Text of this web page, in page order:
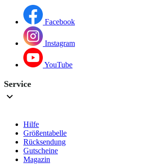
Facebook
Instagram
YouTube
Service
Hilfe
Größentabelle
Rücksendung
Gutscheine
Magazin